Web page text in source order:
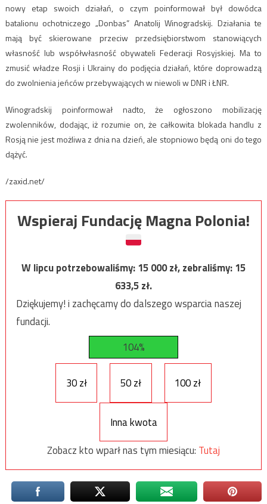
nowy etap swoich działań, o czym poinformował był dowódca
batalionu ochotniczego „Donbas” Anatolij Winogradskij. Działania te
mają być skierowane przeciw przedsiębiorstwom stanowiących
własność lub współwłasność obywateli Federacji Rosyjskiej. Ma to
zmusić władze Rosji i Ukrainy do podjęcia działań, które doprowadzą
do zwolnienia jeńców przebywających w niewoli w DNR i ŁNR.
Winogradskij poinformował nadto, że ogłoszono mobilizację
zwolenników, dodając, iż rozumie on, że całkowita blokada handlu z
Rosją nie jest możliwa z dnia na dzień, ale stopniowo będą oni do tego
dążyć.
/zaxid.net/
Wspieraj Fundację Magna Polonia!
W lipcu potrzebowaliśmy:15 000zł, zebraliśmy:15
633,5zł.
Dziękujemy! i zachęcamy do dalszego wsparcia naszej
fundacji.
104%
30 zł 50 zł 100 zł
Inna kwota
Zobacz kto wparł nas tym miesiącu: Tutaj